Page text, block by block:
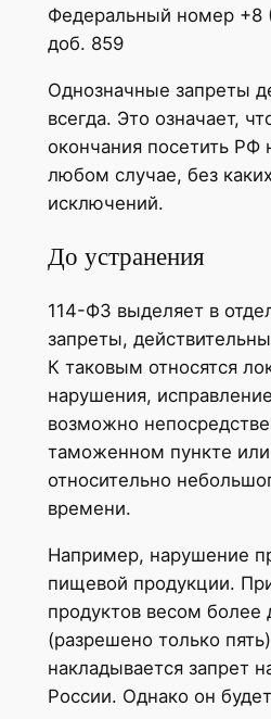
Федеральный номер +8
доб. 859
Однозначные запреты
всегда. Это означает,
окончания посетить РФ
любом случае, без
исключений.
До устранения
114-ФЗ выделяет в
запреты,
К таковым относятся
нарушения,
возможно
таможенном пункте
относительно
времени.
Например, нарушение
пищевой продукции.
продуктов весом более
(разрешено только
накладывается запрет
России. Однако он